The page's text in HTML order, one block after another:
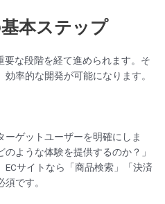
本ステップ
な段階を経て進められます。そ
率的な開発が可能になります。
ゲットユーザーを明確にしま
ような体験を提供するのか？」
サイトなら「商品検索」「決済
です。